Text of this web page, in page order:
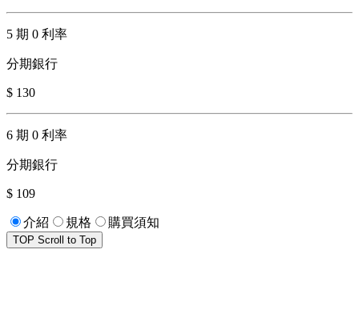
5 期 0 利率
分期銀行
$ 130
6 期 0 利率
分期銀行
$ 109
介紹 規格 購買須知
TOP Scroll to Top